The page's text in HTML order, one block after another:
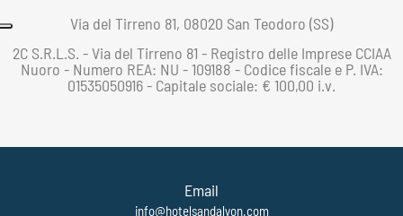
Via del Tirreno 81, 08020 San Teodoro (SS)
2C S.R.L.S. - Via del Tirreno 81 - Registro delle Imprese CCIAA
Nuoro - Numero REA: NU - 109188 - Codice fiscale e P. IVA:
01535050916 - Capitale sociale: € 100,00 i.v.
Email
info@hotelsandalyon.com